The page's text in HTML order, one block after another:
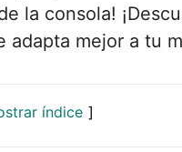
la consola!
adapta mejor a tu
índice